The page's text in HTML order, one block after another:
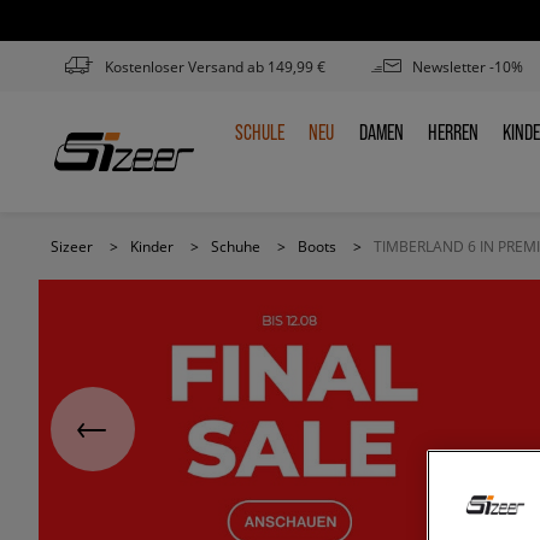
Kostenloser Versand ab 149,99 € Newsletter -10%
SCHULE
SCHULE NEU
NEU DAMEN
DAMEN HERREN
HERREN
Sizeer > Kinder > Schuhe > Boots > TIMBERLAND 6 IN